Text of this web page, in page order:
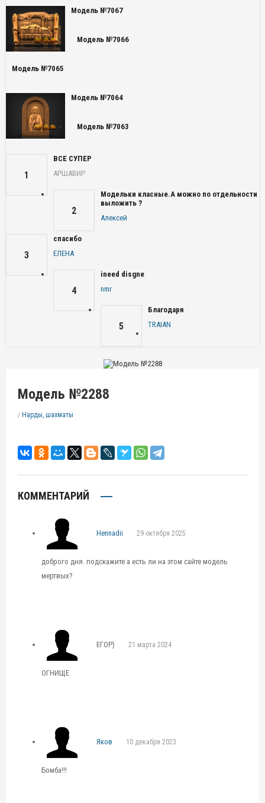
Модель №7067
Модель №7066
Модель №7065
Модель №7064
Модель №7063
1
ВСЕ СУПЕР
АРШАВИР
2
Модельки класные.А можно по отдельности
выложить ?
Алексей
3
спасибо
ЕЛЕНА
4
ineed disgne
nmr
5
Благодаря
TRAIAN
Модель №2288
/ Нарды, шахматы
КОММЕНТАРИЙ
Hennadii 29 октября 2025
доброго дня. подскажите а есть ли на этом сайте модель
мертвых?
ЕГОР) 21 марта 2024
ОГНИЩЕ
Яков 10 декабря 2023
Бомба!!!